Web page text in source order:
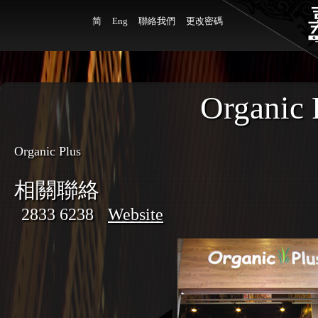
简 Eng 聯絡我們 更改密碼
Organic
Organic Plus
相關聯絡
2833 6238 Website